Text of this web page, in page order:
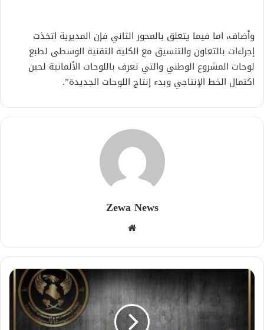
وأضاف، اما فيما يتعلق بالمحور الثاني فإن المديرية اتخذت
إجراءات بالتعاون والتنسيق مع الكلية التقنية الوسطى لطبع
لوحات المشروع الوطني والتي تعرف باللوحات الألمانية لحين
اكتمال الخط الإنتاجي وبدء إنتاج اللوحات الجديدة”.
Zewa News